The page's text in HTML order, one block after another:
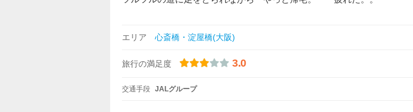
エリア 心斎橋・淀屋橋(大阪)
旅行の満足度 3.0
交通手段 JALグループ